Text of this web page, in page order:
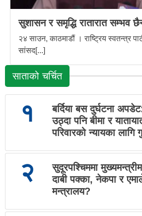
सुशासन र समृद्धि रातारात सम्भव
२४ साउन, काठमाडौं । राष्ट्रिय स्वतन्त्र
सांसद[...]
साताको चर्चित
१
बर्दिया बस दुर्घटना
उठ्दा पनि बीमा र
परिवारको न्यायका लागि
२
सुदूरपश्चिममा
दाबी पक्का, नेकपा र
मन्त्रालय?